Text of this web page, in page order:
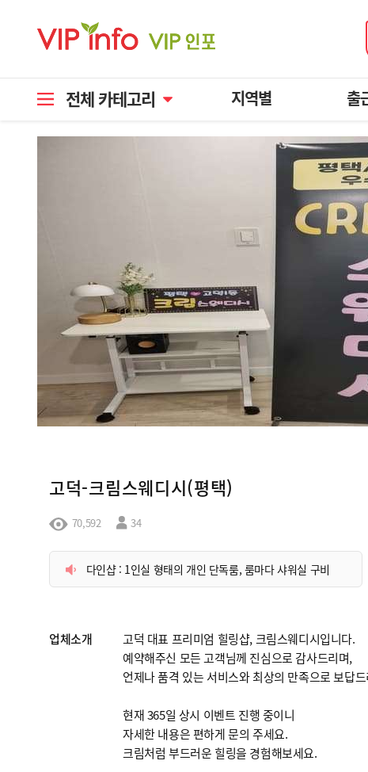
전체 카테고리 지역별 출
고덕-크림스웨디시(평택)
70,592 34
다인샵 : 1인실 형태의 개인 단독룸, 룸마다 샤워실 구비
업체소개
고덕 대표 프리미엄 힐링샵, 크림스웨디시입니다.
예약해주신 모든 고객님께 진심으로 감사드리며,
언제나 품격 있는 서비스와 최상의 만족으로 보답
현재 365일 상시 이벤트 진행 중이니
자세한 내용은 편하게 문의 주세요.
크림처럼 부드러운 힐링을 경험해보세요.